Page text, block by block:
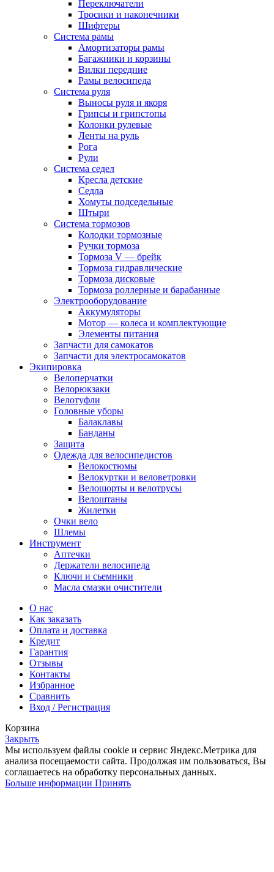
Переключатели
Тросики и наконечники
Шифтеры
Система рамы
Амортизаторы рамы
Багажники и корзины
Вилки передние
Рамы велосипеда
Система руля
Выносы руля и якоря
Грипсы и грипстопы
Колонки рулевые
Ленты на руль
Рога
Рули
Система седел
Кресла детские
Седла
Хомуты подседельные
Штыри
Система тормозов
Колодки тормозные
Ручки тормоза
Тормоза V — брейк
Тормоза гидравлические
Тормоза дисковые
Тормоза роллерные и барабанные
Электрооборудование
Аккумуляторы
Мотор — колеса и комплектующие
Элементы питания
Запчасти для самокатов
Запчасти для электросамокатов
Экипировка
Велоперчатки
Велорюкзаки
Велотуфли
Головные уборы
Балаклавы
Банданы
Защита
Одежда для велосипедистов
Велокостюмы
Велокуртки и веловетровки
Велошорты и велотрусы
Велоштаны
Жилетки
Очки вело
Шлемы
Инструмент
Аптечки
Держатели велосипеда
Ключи и сьемники
Масла смазки очистители
О нас
Как заказать
Оплата и доставка
Кредит
Гарантия
Отзывы
Контакты
Избранное
Сравнить
Вход / Регистрация
Корзина
Закрыть
Мы используем файлы cookie и сервис Яндекс.Метрика для
анализа посещаемости сайта. Продолжая им пользоваться, Вы
соглашаетесь на обработку персональных данных.
Больше информации Больше
Принять